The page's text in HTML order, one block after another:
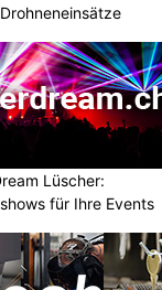
Lüscher:
für Ihre Events